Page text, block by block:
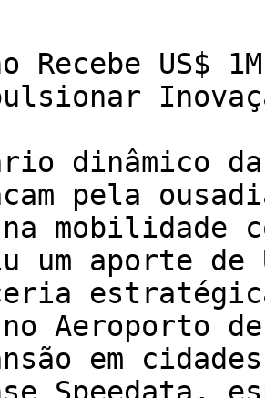
pela
mobilidade
um aporte
Aeroporto
em